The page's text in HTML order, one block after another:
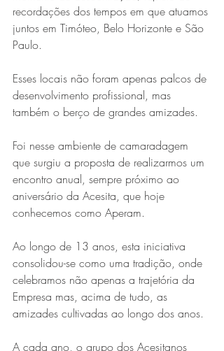
Série MPB abre temporada de
shows em Ipatinga com Flávio
recordações dos tempos em que atuamos
juntos em Timóteo, Belo Horizonte e São
Paulo.
Esses locais não foram apenas palcos de
desenvolvimento profissional, mas
também o berço de grandes amizades.
Foi nesse ambiente de camaradagem
que surgiu a proposta de realizarmos um
encontro anual, sempre próximo ao
aniversário da Acesita, que hoje
conhecemos como Aperam.
Ao longo de 13 anos, esta iniciativa
consolidou-se como uma tradição, onde
celebramos não apenas a trajetória da
Empresa mas, acima de tudo, as
amizades cultivadas ao longo dos anos.
A cada ano, o grupo dos Acesitanos